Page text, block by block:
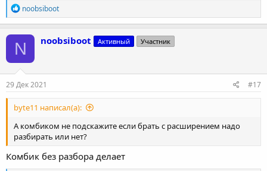
Р
е
а
к
ц
и
и
:
noobsiboot
N noobsiboot Активный Участник
29 Дек 2021 #17
byte11 написал(а):
А комбиком не подскажите если брать с расширением надо
разбирать или нет?
Комбик без разбора делает